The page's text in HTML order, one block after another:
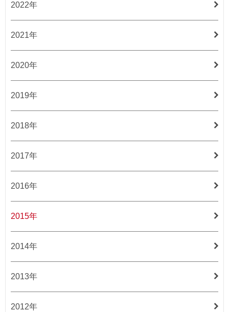
2022年
2021年
2020年
2019年
2018年
2017年
2016年
2015年
2014年
2013年
2012年